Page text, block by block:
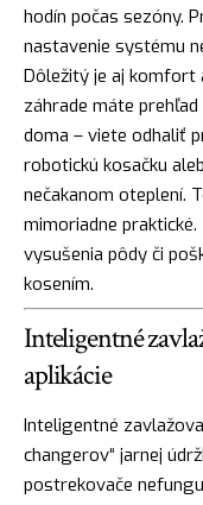
hodín počas sezóny.
nastavenie systému
Dôležitý je aj komfort
záhrade máte prehľad
doma – viete odhaliť
robotickú kosačku
nečakanom oteplení.
mimoriadne
vysušenia pôdy či
kosením.
Inteligentné
aplikácie
Inteligentné
changerov“ jarnej
postrekovače